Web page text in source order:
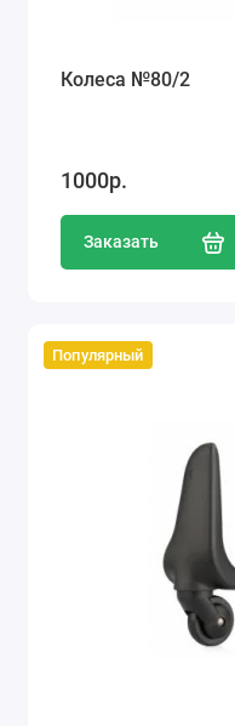
Колеса №80/2
1000р.
Заказать
Популярный